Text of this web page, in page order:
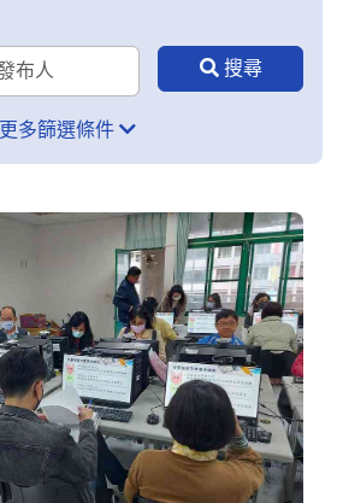
更多篩選條件